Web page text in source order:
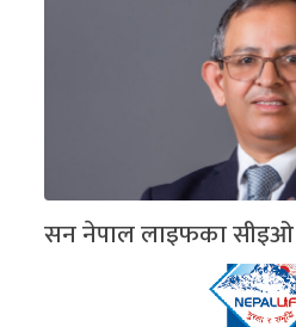
सन नेपाल लाइफका सीइओ